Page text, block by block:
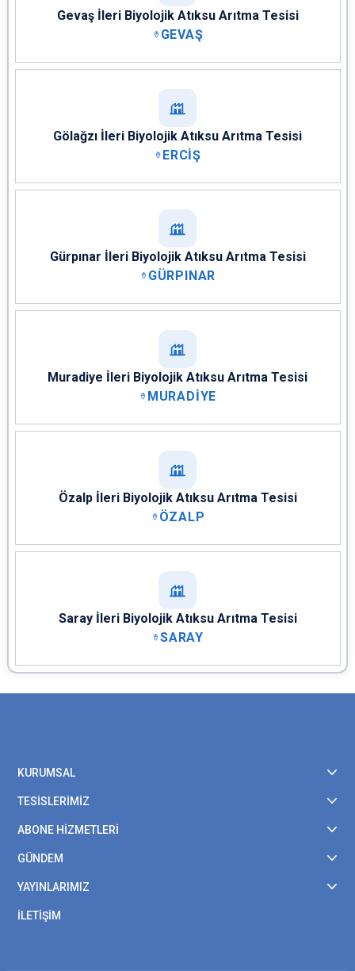
Gevaş İleri Biyolojik Atıksu Arıtma Tesisi
GEVAŞ
Gölağzı İleri Biyolojik Atıksu Arıtma Tesisi
ERCİŞ
Gürpınar İleri Biyolojik Atıksu Arıtma Tesisi
GÜRPINAR
Muradiye İleri Biyolojik Atıksu Arıtma Tesisi
MURADİYE
Özalp İleri Biyolojik Atıksu Arıtma Tesisi
ÖZALP
Saray İleri Biyolojik Atıksu Arıtma Tesisi
SARAY
KURUMSAL
TESİSLERİMİZ
ABONE HİZMETLERİ
GÜNDEM
YAYINLARIMIZ
İLETİŞİM